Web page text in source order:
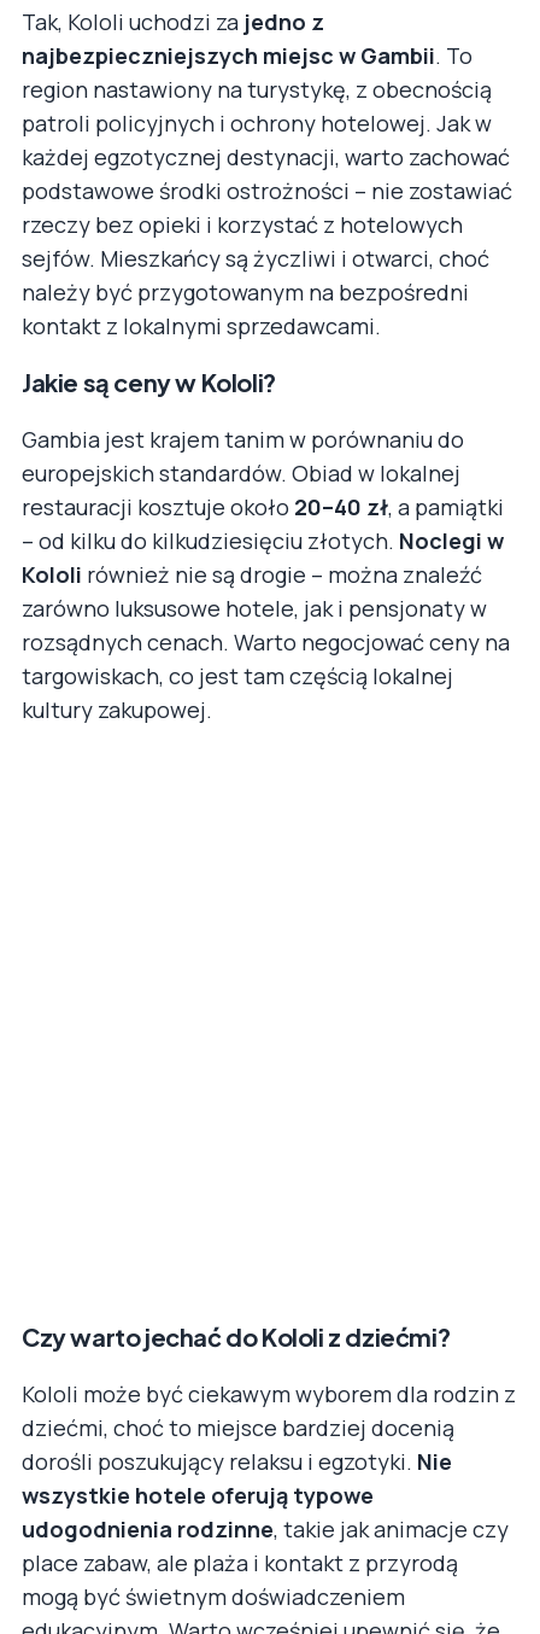
Tak, Kololi uchodzi za jedno z
najbezpieczniejszych miejsc w Gambii. To
region nastawiony na turystykę, z obecnością
patroli policyjnych i ochrony hotelowej. Jak w
każdej egzotycznej destynacji, warto zachować
podstawowe środki ostrożności – nie zostawiać
rzeczy bez opieki i korzystać z hotelowych
sejfów. Mieszkańcy są życzliwi i otwarci, choć
należy być przygotowanym na bezpośredni
kontakt z lokalnymi sprzedawcami.
Jakie są ceny w Kololi?
Gambia jest krajem tanim w porównaniu do
europejskich standardów. Obiad w lokalnej
restauracji kosztuje około 20–40 zł, a pamiątki
– od kilku do kilkudziesięciu złotych. Noclegi w
Kololi również nie są drogie – można znaleźć
zarówno luksusowe hotele, jak i pensjonaty w
rozsądnych cenach. Warto negocjować ceny na
targowiskach, co jest tam częścią lokalnej
kultury zakupowej.
Czy warto jechać do Kololi z dziećmi?
Kololi może być ciekawym wyborem dla rodzin z
dziećmi, choć to miejsce bardziej docenią
dorośli poszukujący relaksu i egzotyki. Nie
wszystkie hotele oferują typowe
udogodnienia rodzinne, takie jak animacje czy
place zabaw, ale plaża i kontakt z przyrodą
mogą być świetnym doświadczeniem